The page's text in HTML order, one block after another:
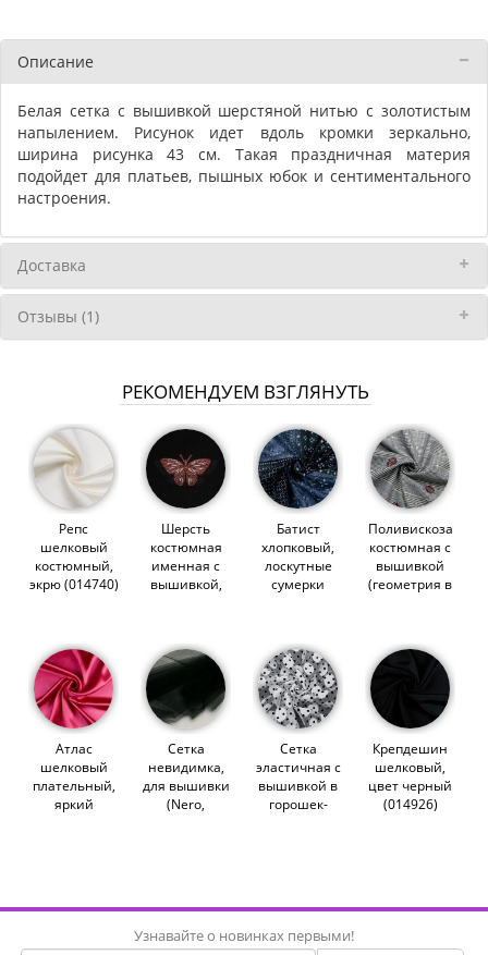
Описание
Белая сетка с вышивкой шерстяной нитью с золотистым
напылением. Рисунок идет вдоль кромки зеркально,
ширина рисунка 43 см. Такая праздничная материя
подойдет для платьев, пышных юбок и сентиментального
настроения.
Доставка
Отзывы (1)
РЕКОМЕНДУЕМ ВЗГЛЯНУТЬ
Репс
шелковый
костюмный,
экрю (014740)
Шерсть
костюмная
именная с
вышивкой,
Батист
хлопковый,
лоскутные
сумерки
Поливискоза
костюмная с
вышивкой
(геометрия в
Атлас
шелковый
плательный,
яркий
Сетка
невидимка,
для вышивки
(Nero,
Сетка
эластичная с
вышивкой в
горошек-
Крепдешин
шелковый,
цвет черный
(014926)
Узнавайте о новинках первыми!